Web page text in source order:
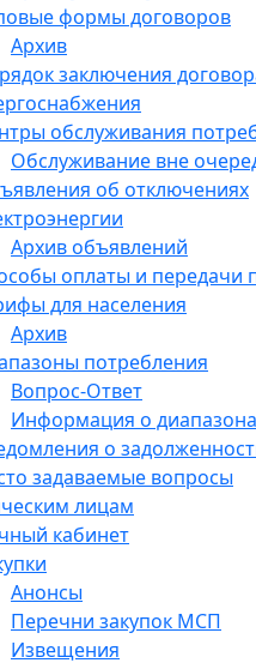
формы договоров
Архив
заключения
обслуживания
Обслуживание вне
об отключениях
Архив объявлений
оплаты и передачи
для населения
Архив
потребления
Вопрос-Ответ
Информация о
о
задаваемые вопросы
лицам
кабинет
Анонсы
Перечни закупок МСП
Извещения